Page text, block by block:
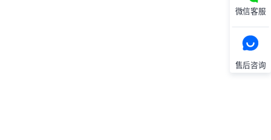
微信客服
售后咨询